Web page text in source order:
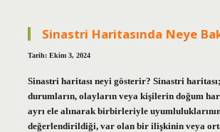
Sinastri Haritasında Neye
Tarih: Ekim 3, 2024
Sinastri haritası neyi gösterir? Sinastri
durumların, olayların veya kişilerin doğum
ayrı ele alınarak birbirleriyle
değerlendirildiği, var olan bir ilişkinin veya